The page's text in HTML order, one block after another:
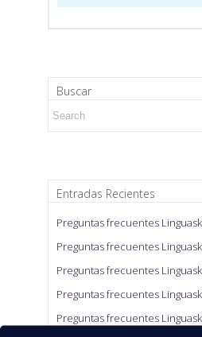
Buscar
Entradas Recientes
Preguntas frecuentes
Preguntas frecuentes
Preguntas frecuentes
Preguntas frecuentes
Preguntas frecuentes